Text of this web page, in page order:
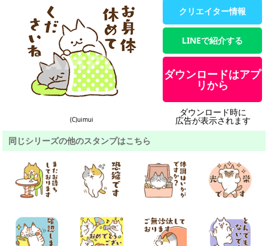
(C)uimui
クリエイター情報
LINEで紹介する
ダウンロードはアプ
リから
ダウンロード時に
広告が表示されます
同じシリーズの他のスタンプはこちら